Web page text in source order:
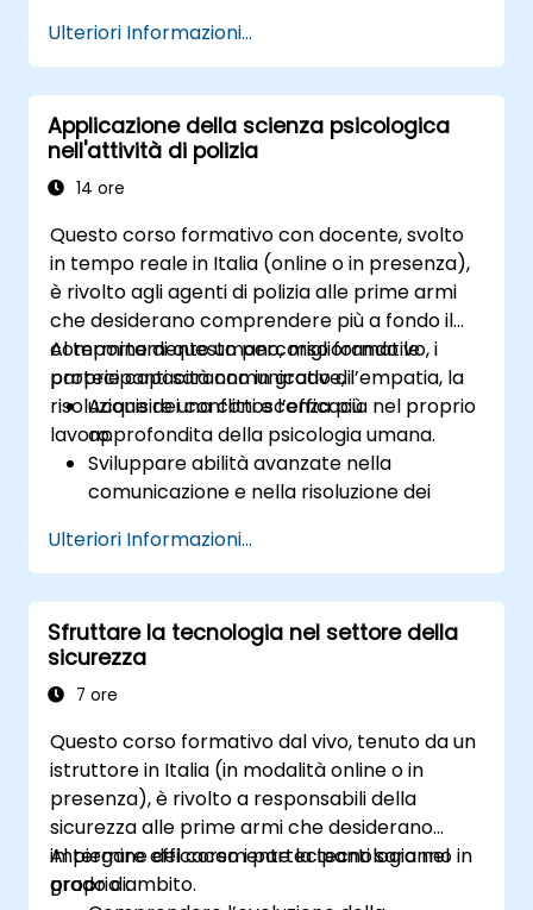
ArcSight, al fine di ottimizzare i flussi di
eventi per analisi più precise.
Sviluppare ed implementare liste e regole
specifiche in ArcSight per una corretta
correlazione degli eventi e generazione di
allarmi efficaci.
correlazione per identificare schemi
complessi legati alle minacce
informatiche e ridurre i falsi positivi.
Ulteriori Informazioni...
Applicazione della scienza psicologica
nell'attività di polizia
14 ore
Questo corso formativo con docente, svolto
in tempo reale in Italia (online o in presenza),
è rivolto agli agenti di polizia alle prime armi
che desiderano comprendere più a fondo il
comportamento umano, migliorando le
proprie capacità comunicative, l’empatia, la
risoluzione dei conflitti e l’efficacia nel proprio
lavoro.
Al termine di questo percorso formativo, i
partecipanti saranno in grado di:
Acquisire una conoscenza più
approfondita della psicologia umana.
Sviluppare abilità avanzate nella
comunicazione e nella risoluzione dei
efficace con il pubblico, i colleghi e
durante le trattative.
Promuovere una maggiore
consapevolezza riguardo alle diverse
culture, migliorando così il rapporto tra
polizia e comunità e la relazione con i vari
Ulteriori Informazioni...
Sfruttare la tecnologia nel settore della
sicurezza
7 ore
Questo corso formativo dal vivo, tenuto da un
istruttore in Italia (in modalità online o in
presenza), è rivolto a responsabili della
sicurezza alle prime armi che desiderano
impiegare efficacemente la tecnologia nel
proprio ambito.
Al termine del corso i partecipanti saranno in
grado di: